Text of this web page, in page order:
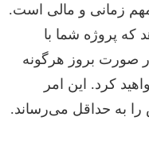
مهم زمانی و مالی است.
پروژه شما با
صورت بروز هرگونه
کرد. این امر
به حداقل می‌رساند.